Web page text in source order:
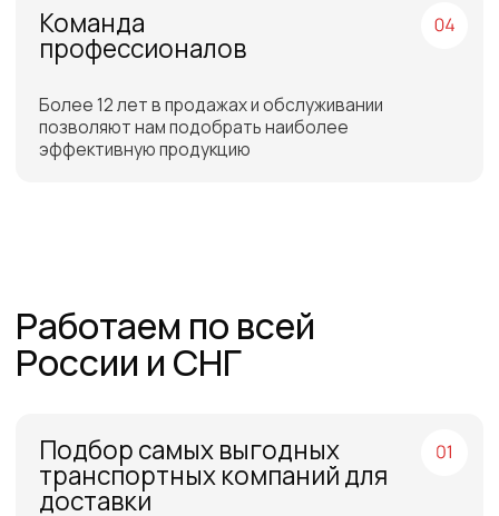
Бесплатная доставка
до склада ТЭК в Санкт-
Петербурге или Москве